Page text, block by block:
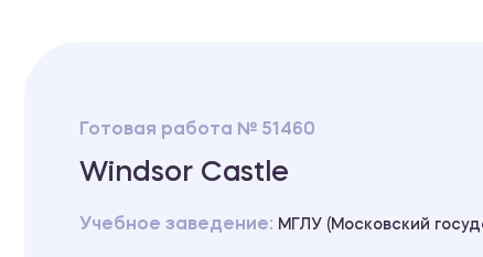
Готовая работа № 51460
Windsor Castle
Учебное заведение: МГЛУ (Московский